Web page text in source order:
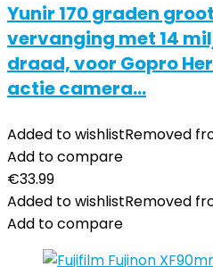
Yunir 170 graden
vervanging met 14
draad, voor Gopro
actie camera…
Added to wishlistRemoved
Add to compare
€33.99
Added to wishlistRemoved
Add to compare